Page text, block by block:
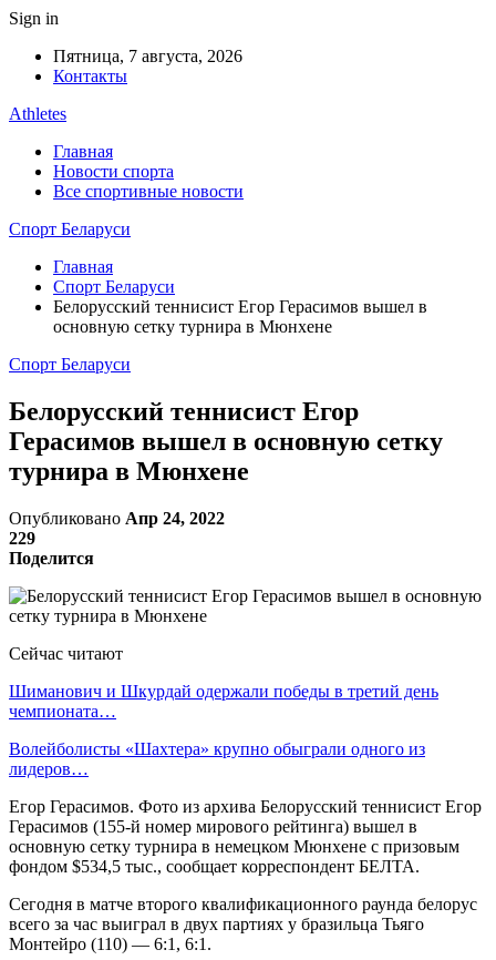
Sign in
Пятница, 7 августа, 2026
Контакты
Athletes
Главная
Новости спорта
Все спортивные новости
Спорт Беларуси
Главная
Спорт Беларуси
Белорусский теннисист Егор Герасимов вышел в
основную сетку турнира в Мюнхене
Спорт Беларуси
Белорусский теннисист Егор
Герасимов вышел в основную сетку
турнира в Мюнхене
Опубликовано Апр 24, 2022
229
Поделится
Сейчас читают
Шиманович и Шкурдай одержали победы в третий день
чемпионата…
Волейболисты «Шахтера» крупно обыграли одного из
лидеров…
Егор Герасимов. Фото из архива Белорусский теннисист Егор
Герасимов (155-й номер мирового рейтинга) вышел в
основную сетку турнира в немецком Мюнхене с призовым
фондом $534,5 тыс., сообщает корреспондент БЕЛТА.
Сегодня в матче второго квалификационного раунда белорус
всего за час выиграл в двух партиях у бразильца Тьяго
Монтейро (110) — 6:1, 6:1.